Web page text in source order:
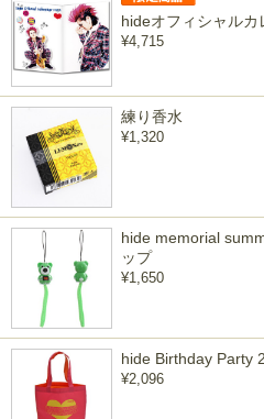
hideオフィシャル
¥4,715
練り香水
¥1,320
hide memorial
ップ
¥1,650
hide Birthday Party
¥2,096